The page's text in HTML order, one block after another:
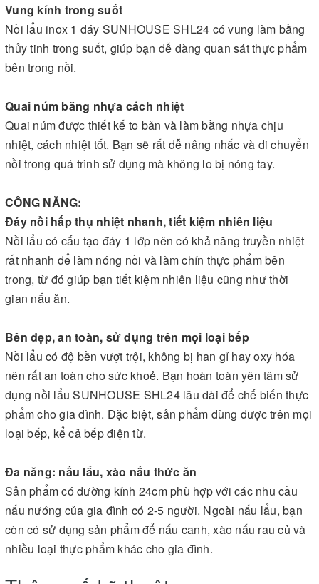
Vung kính trong suốt
Nồi lẩu inox 1 đáy SUNHOUSE SHL24 có vung làm bằng
thủy tinh trong suốt, giúp bạn dễ dàng quan sát thực phẩm
bên trong nồi.
Quai núm bằng nhựa cách nhiệt
Quai núm được thiết kế to bản và làm bằng nhựa chịu
nhiệt, cách nhiệt tốt. Bạn sẽ rất dễ nâng nhấc và di chuyển
nồi trong quá trình sử dụng mà không lo bị nóng tay.
CÔNG NĂNG:
Đáy nồi hấp thụ nhiệt nhanh, tiết kiệm nhiên liệu
Nồi lẩu có cấu tạo đáy 1 lớp nên có khả năng truyền nhiệt
rất nhanh để làm nóng nồi và làm chín thực phẩm bên
trong, từ đó giúp bạn tiết kiệm nhiên liệu cũng như thời
gian nấu ăn.
Bền đẹp, an toàn, sử dụng trên mọi loại bếp
Nồi lẩu có độ bền vượt trội, không bị han gỉ hay oxy hóa
nên rất an toàn cho sức khoẻ. Bạn hoàn toàn yên tâm sử
dụng nồi lẩu SUNHOUSE SHL24 lâu dài để chế biến thực
phẩm cho gia đình. Đặc biệt, sản phẩm dùng được trên mọi
loại bếp, kể cả bếp điện từ.
Đa năng: nấu lẩu, xào nấu thức ăn
Sản phẩm có đường kính 24cm phù hợp với các nhu cầu
nấu nướng của gia đình có 2-5 người. Ngoài nấu lẩu, bạn
còn có sử dụng sản phẩm để nấu canh, xào nấu rau củ và
nhiều loại thực phẩm khác cho gia đình.